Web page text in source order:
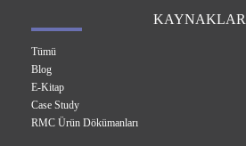
KAYNAKLAR
Tümü
Blog
E-Kitap
Case Study
RMC Ürün Dökümanları